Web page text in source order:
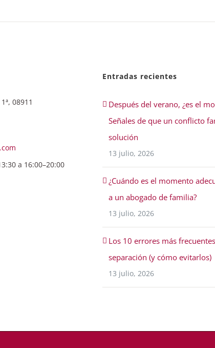
08911
a 16:00–20:00
Entradas recientes
Después del verano, ¿es el
Señales de que un conflicto
solución
13 julio, 2026
¿Cuándo es el momento
a un abogado de familia?
13 julio, 2026
Los 10 errores más
separación (y cómo evitarlos)
13 julio, 2026